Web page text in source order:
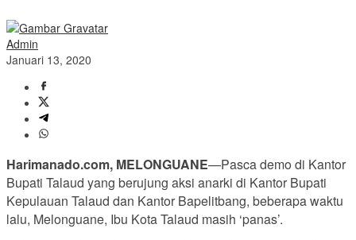
Admin
Januari 13, 2020
Harimanado.com, MELONGUANE—Pasca demo di Kantor
Bupati Talaud yang berujung aksi anarki di Kantor Bupati
Kepulauan Talaud dan Kantor Bapelitbang, beberapa waktu
lalu, Melonguane, Ibu Kota Talaud masih ‘panas’.